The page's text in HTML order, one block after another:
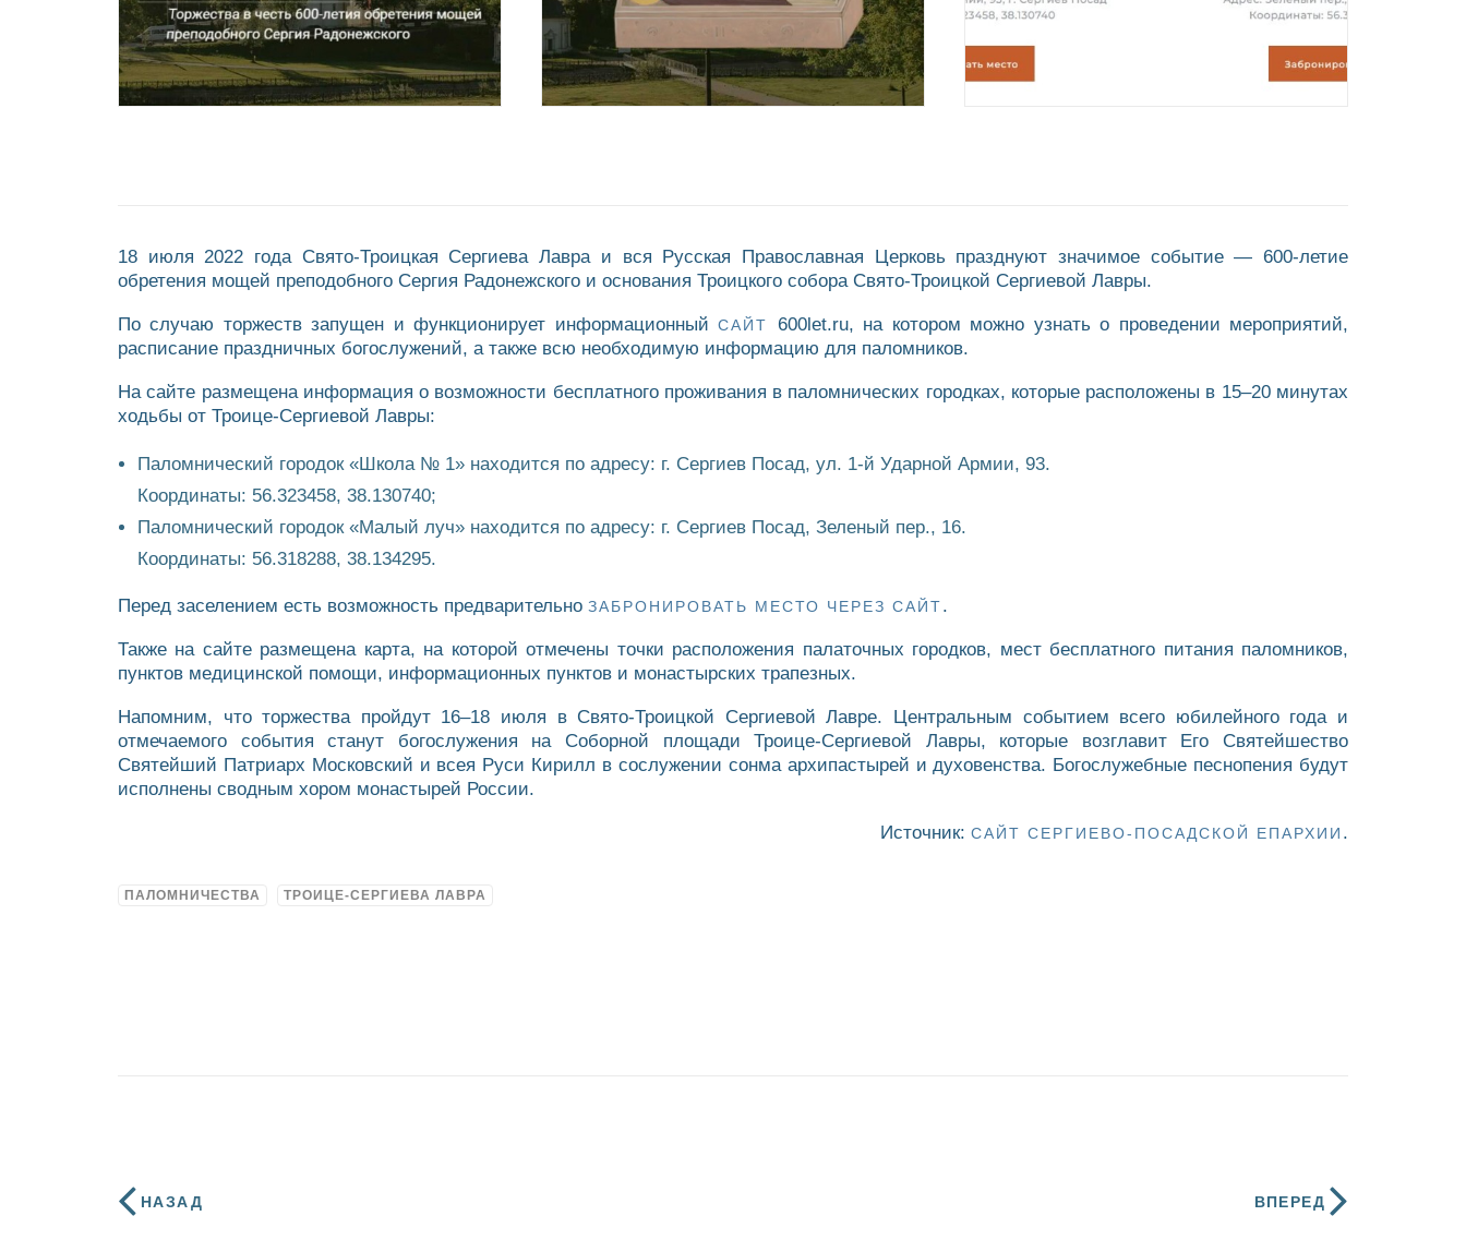
18 июля 2022 года Свято-Троицкая Сергиева Лавра и вся Русская Православная Церковь празднуют значимое событие — 600-летие
обретения мощей преподобного Сергия Радонежского и основания Троицкого собора Свято-Троицкой Сергиевой Лавры.
По случаю торжеств запущен и функционирует информационныйСАЙТ
600let.ru, на котором можно узнать о проведении мероприятий,
расписание праздничных богослужений, а также всю необходимую информацию для паломников.
На сайте размещена информация о возможности бесплатного проживания в паломнических городках, которые расположены в 15–20 минутах
ходьбы от Троице-Сергиевой Лавры:
Паломнический городок «Школа № 1» находится по адресу: г. Сергиев Посад, ул. 1-й Ударной Армии, 93.
Координаты: 56.323458, 38.130740;
Паломнический городок «Малый луч» находится по адресу: г. Сергиев Посад, Зеленый пер., 16.
Координаты: 56.318288, 38.134295.
Перед заселением есть возможность предварительно ЗАБРОНИРОВАТЬ МЕСТО ЧЕРЕЗ САЙТ.
Также на сайте размещена карта, на которой отмечены точки расположения палаточных городков, мест бесплатного питания паломников,
пунктов медицинской помощи, информационных пунктов и монастырских трапезных.
Напомним, что торжества пройдут 16–18 июля в Свято-Троицкой Сергиевой Лавре. Центральным событием всего юбилейного года и
отмечаемого события станут богослужения на Соборной площади Троице-Сергиевой Лавры, которые возглавит Его Святейшество
Святейший Патриарх Московский и всея Руси Кирилл в сослужении сонма архипастырей и духовенства. Богослужебные песнопения будут
исполнены сводным хором монастырей России.
Источник: САЙТ СЕРГИЕВО-ПОСАДСКОЙ ЕПАРХИИ .
ПАЛОМНИЧЕСТВА ТРОИЦЕ-СЕРГИЕВА ЛАВРА
НАЗАД ВПЕРЕД